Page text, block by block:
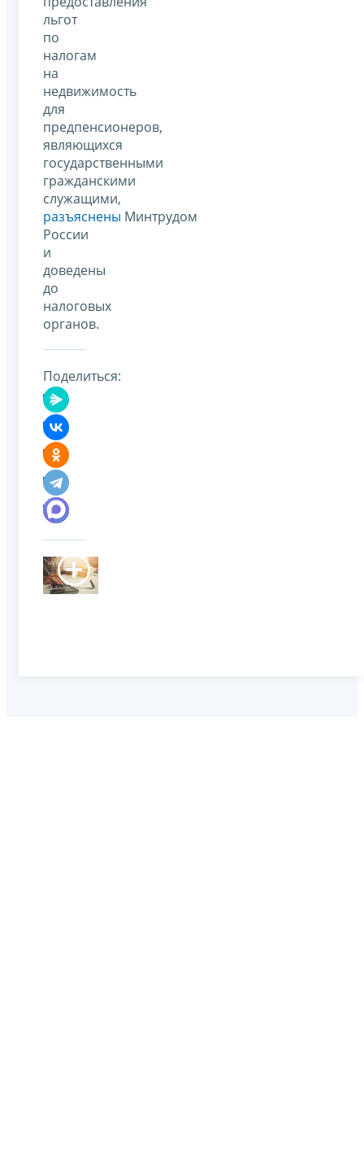
льгот
по
налогам
на
недвижимость
для
предпенсионеров,
являющихся
государственными
гражданскими
служащими,
разъяснены Минтрудом
России
и
доведены
до
налоговых
органов.
Поделиться: